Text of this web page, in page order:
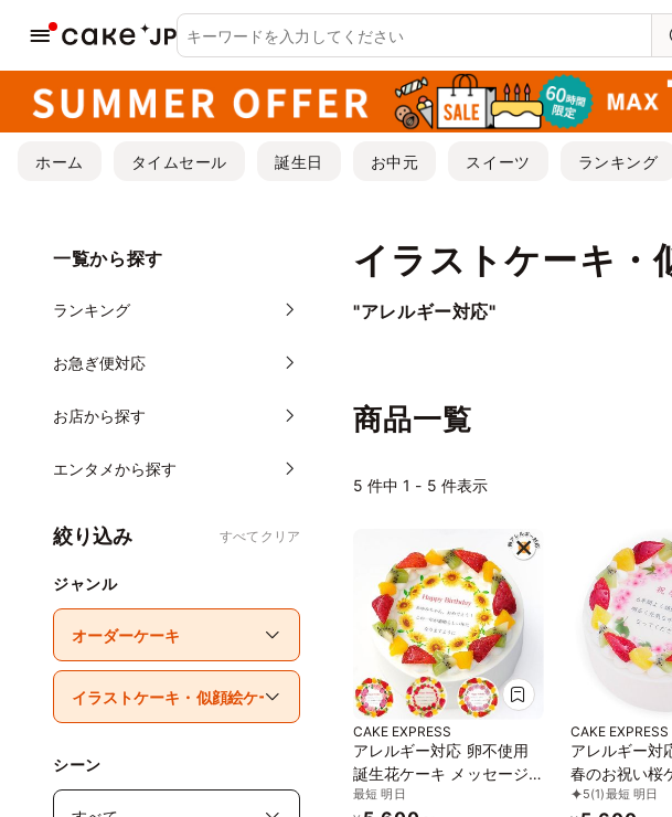
ホーム タイムセール 誕生日 お中元 スイーツ ランキング
イラストケーキ・
"アレルギー対応"
一覧から探す
ランキング
お急ぎ便対応
お店から探す
エンタメから探す
絞り込み すべてクリア
ジャンル
シーン
商品一覧
5 件中 1 - 5 件表示
CAKE EXPRESS
アレルギー対応 卵不使用
誕生花ケーキ メッセージ
プリント フレッシュ生ク
最短 明日
CAKE EXPRESS
アレルギー対
春のお祝い桜
セージプリン
5(1)最短 明日